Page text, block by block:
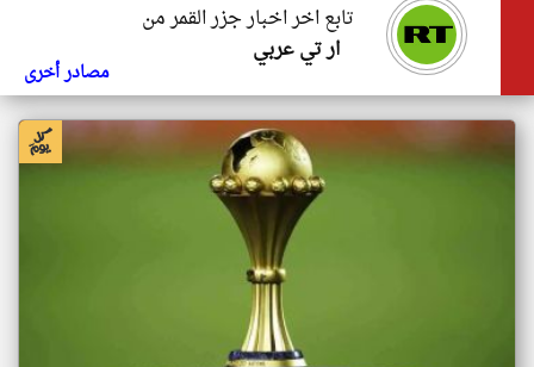
تابع اخر اخبار جزر القمر من
ار تي عربي
مصادر أخرى